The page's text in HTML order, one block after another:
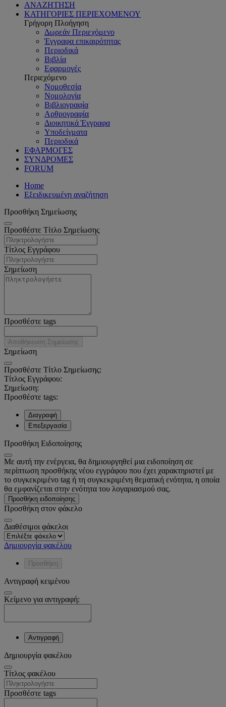
ΑΝΑΖΗΤΗΣΗ
ΚΑΤΗΓΟΡΙΕΣ ΠΕΡΙΕΧΟΜΕΝΟΥ
Γρήγορη Πλοήγηση
Δωρεάν Περιεχόμενο
Έγγραφα επικαιρότητας
Περιοδικά
Βιβλία
Εφαρμογές
Περιεχόμενο
Νομοθεσία
Νομολογία
Βιβλιογραφία
Αρθρογραφία
Διοικητικά Έγγραφα
Υποδείγματα
Περιοδικά
ΕΦΑΡΜΟΓΕΣ
ΣΥΝΔΡΟΜΕΣ
FORUM
Home
Εξειδικευμένη αναζήτηση
Προσθήκη Σημείωσης
Προσθέστε Τίτλο Σημείωσης
Τίτλος Εγγράφου
Σημείωση
Προσθέστε tags
Αποθήκευση Σημείωσης
Σημείωση
Προσθέστε Τίτλο Σημείωσης:
Τίτλος Εγγράφου:
Σημείωση:
Προσθέστε tags:
Διαγραφή
Επεξεργασία
Προσθήκη Ειδοποίησης
Με αυτή την ενέργεια, θα δημιουργηθεί μια ειδοποίηση σε
περίπτωση προσθήκης νέου εγγράφου που έχει χαρακτηριστεί με
το συγκεκριμένο tag ή τη συγκεκριμένη θεματική ενότητα, η οποία
θα εμφανίζεται στην ενότητα του λογαριασμού σας.
Προσθήκη ειδοποίησης
Προσθήκη στον φάκελο
Διαθέσιμοι φάκελοι
Δημιουργία φακέλου
Προσθήκη
Αντιγραφή κειμένου
Κείμενο για αντιγραφή:
Αντιγραφή
Δημιουργία φακέλου
Tίτλος φακέλου
Προσθέστε tags